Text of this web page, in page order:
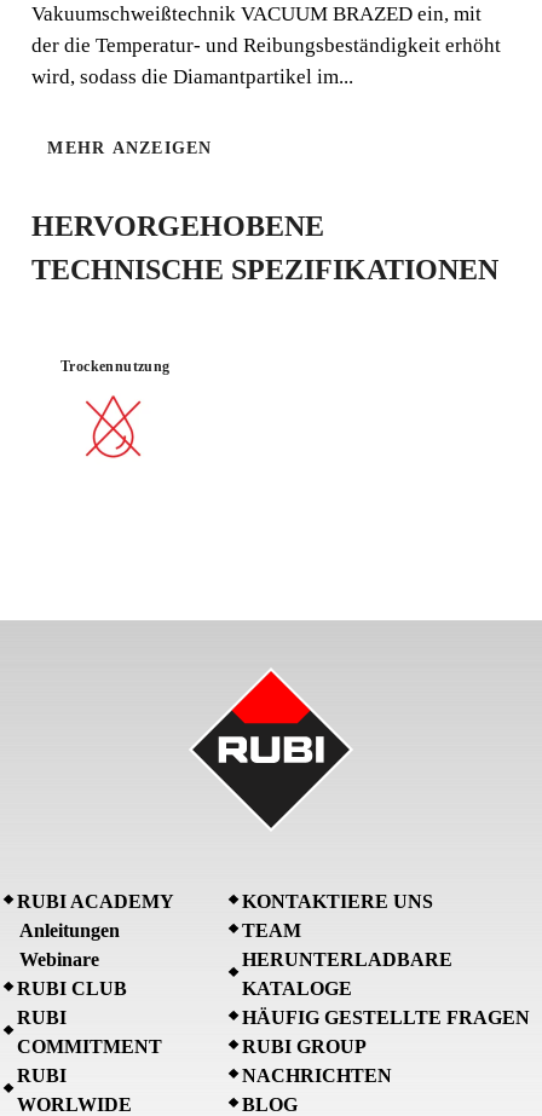
Vakuumschweißtechnik VACUUM BRAZED ein, mit
der die Temperatur- und Reibungsbeständigkeit erhöht
wird, sodass die Diamantpartikel im...
MEHR ANZEIGEN
HERVORGEHOBENE
TECHNISCHE SPEZIFIKATIONEN
Trockennutzung
RUBI ACADEMY
Anleitungen
Webinare
RUBI CLUB
RUBI
COMMITMENT
RUBI
WORLWIDE
KONTAKTIERE UNS
TEAM
HERUNTERLADBARE
KATALOGE
HÄUFIG GESTELLTE FRAGEN
RUBI GROUP
NACHRICHTEN
BLOG